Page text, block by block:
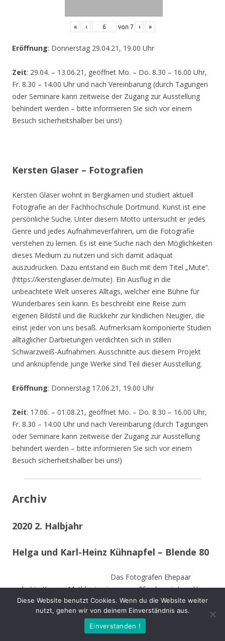
« ‹ von 7 › »
Eröffnung: Donnerstag 29.04.21, 19.00 Uhr
Zeit: 29.04. – 13.06.21, geöffnet Mo. – Do. 8.30 – 16.00 Uhr,
Fr. 8.30 – 14.00 Uhr und nach Vereinbarung (durch Tagungen
oder Seminare kann zeitweise der Zugang zur Ausstellung
behindert werden – bitte informieren Sie sich vor einem
Besuch sicherheitshalber bei uns!)
Kersten Glaser – Fotografien
Kersten Glaser wohnt in Bergkamen und studiert aktuell
Fotografie an der Fachhochschule Dortmund. Kunst ist eine
persönliche Suche. Unter diesem Motto untersucht er jedes
Genre und jedes Aufnahmeverfahren, um die Fotografie
verstehen zu lernen. Es ist eine Suche nach den Möglichkeiten
dieses Medium zu nutzen und sich damit adäquat
auszudrücken. Dazu entstand ein Buch mit dem Titel „Mute“.
(https://kerstenglaser.de/mute). Ein Ausflug in die
unbeachtete Welt unseres Alltags, welcher eine Bühne für
Wunderbares sein kann. Es beschreibt eine Reise zum
eigenen Bildstil und die Rückkehr zur kindlichen Neugier, die
einst jeder von uns besaß. Aufmerksam komponierte Studien
alltäglicher Darbietungen verdichten sich in stillen
Schwarzweiß-Aufnahmen. Ausschnitte aus diesem Projekt
und anknüpfende junge Werke sind Teil dieser Ausstellung.
Eröffnung: Donnerstag 17.06.21, 19.00 Uhr
Zeit: 17.06. – 01.08.21, geöffnet Mo. – Do. 8.30 – 16.00 Uhr,
Fr. 8.30 – 14.00 Uhr und nach Vereinbarung (durch Tagungen
oder Seminare kann zeitweise der Zugang zur Ausstellung
behindert werden – bitte informieren Sie sich vor einem
Besuch sicherheitshalber bei uns!)
Archiv
2020 2. Halbjahr
Helga und Karl-Heinz Kühnapfel – Blende 80
Das Fotografen Ehepaar
wohnt in Kamen-Methler in einem von Efeu begrüntem Haus
umgeben von einem naturnahen Garten mit Teich, kleinen
naturnahen Wiesen, Obstbäumen und weiteren hohen
Bäumen. Die Stämme der von Stürmen gefällten Bäume sind
Diese Website benutzt Cookies. Wenn du die Website weiter
nutzt, gehen wir von deinem Einverständnis aus.
Einverstanden !